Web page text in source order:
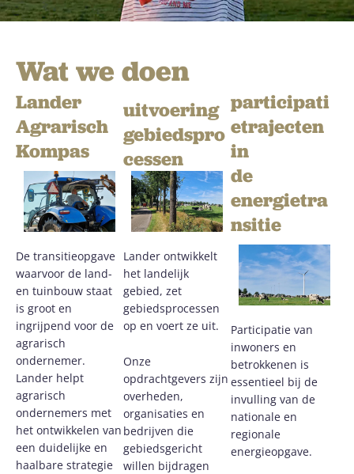
Wat we doen
Lander
Agrarisch
Kompas
De transitieopgave
waarvoor de land-
en tuinbouw staat
is groot en
ingrijpend voor de
agrarisch
ondernemer.
Lander helpt
agrarisch
ondernemers met
het ontwikkelen van
een duidelijke en
haalbare strategie
uitvoering
gebiedspro
cessen
Lander ontwikkelt
het landelijk
gebied, zet
gebiedsprocessen
op en voert ze uit.
Onze
opdrachtgevers zijn
overheden,
organisaties en
bedrijven die
gebiedsgericht
willen bijdragen
participati
etrajecten
in
de
energietra
nsitie
Participatie van
inwoners en
betrokkenen is
essentieel bij de
invulling van de
nationale en
regionale
energieopgave.